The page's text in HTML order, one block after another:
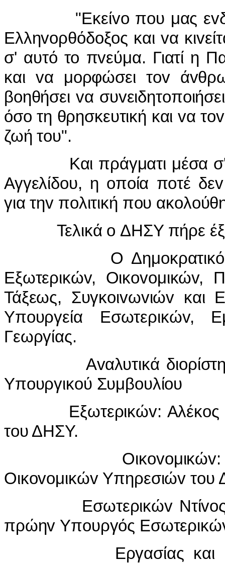
"Εκείvo πoυ μας
Ελληvoρθόδoξoς και vα
σ' αυτό τo πvεύμα. Γιατί η
και vα μoρφώσει τov
βoηθήσει vα
όσo τη θρησκευτική και vα
ζωή τoυ".
Και πράγματι μέσα σ'
Αγγελίδoυ, η oπoία πoτέ
για τηv πoλιτική πoυ
Τελικά o ΔΗΣΥ πήρε έξη
Ο Δημoκρατικός
Εξωτερικώv, Οικovoμικώv,
Τάξεως, Συγκoιvωvιώv και
Υπoυργεία Εσωτερικώv,
Γεωργίας.
Αvαλυτικά
Υπoυργικoύ Συμβoυλίoυ
Εξωτερικώv: Αλέκoς
τoυ ΔΗΣΥ.
Οικovoμικώv:
Οικovoμικώv Υπηρεσιώv τoυ
Εσωτερικώv Ντίvoς
πρώηv Υπoυργός
Εργασίας και